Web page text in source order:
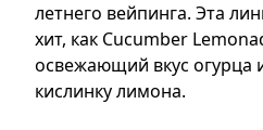
летнего вейпинга. Эта
хит, как Cucumber
освежающий вкус огурца
кислинку лимона.